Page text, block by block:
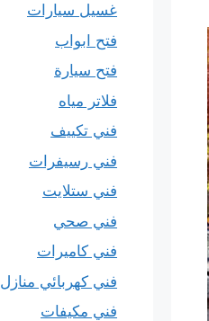
غسيل سيارات
فتح ابواب
فتح سيارة
فلاتر مياه
فني تكييف
فني رسيفرات
فني ستلايت
فني صحي
فني كاميرات
فني كهربائي منازل
فني مكيفات